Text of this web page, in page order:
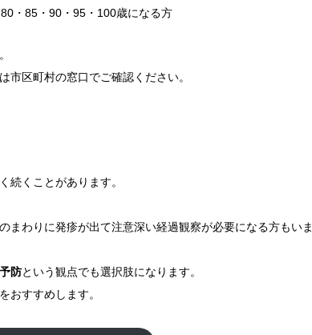
・85・90・95・100歳になる方
。
市区町村の窓口でご確認ください。
続くことがあります。
わりに発疹が出て注意深い経過観察が必要になる方もいま
防という観点でも選択肢になります。
おすすめします。